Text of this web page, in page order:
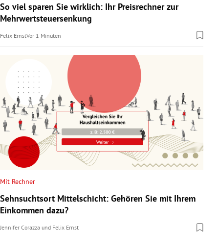
So viel sparen Sie wirklich: Ihr Preisrechner zur
Mehrwertsteuersenkung
Felix ErnstVor 1 Minuten
Mit Rechner
Sehnsuchtsort Mittelschicht: Gehören Sie mit Ihrem
Einkommen dazu?
Jennifer Corazza und Felix Ernst